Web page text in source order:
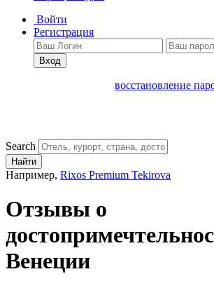
Войти
Регистрация
Вход
восстановление
Search
Найти
Например, Rixos Premium Tekirova
Отзывы о
Венеции